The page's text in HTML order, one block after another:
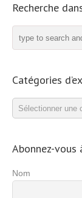
Recherche
Catégories
Catégories
d’exercices
Abonnez-
Nom